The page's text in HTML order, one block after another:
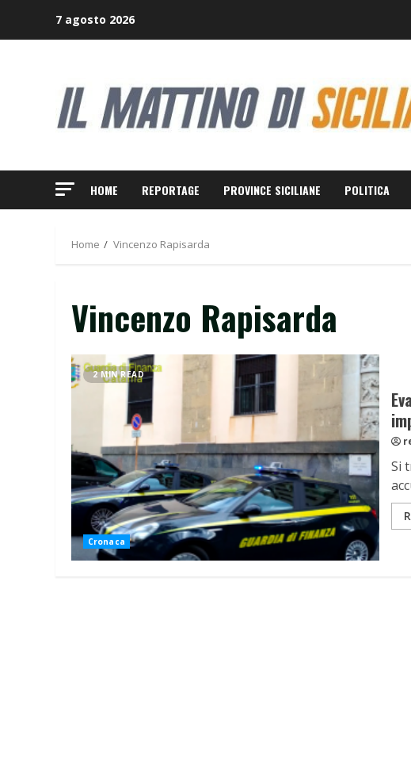
7 agosto 2026
HOME REPORTAGE PROVINCE SICILIANE POLITICA
Home Vincenzo Rapisarda
Vincenzo Rapisarda
2 MIN READ
Cronaca
Si